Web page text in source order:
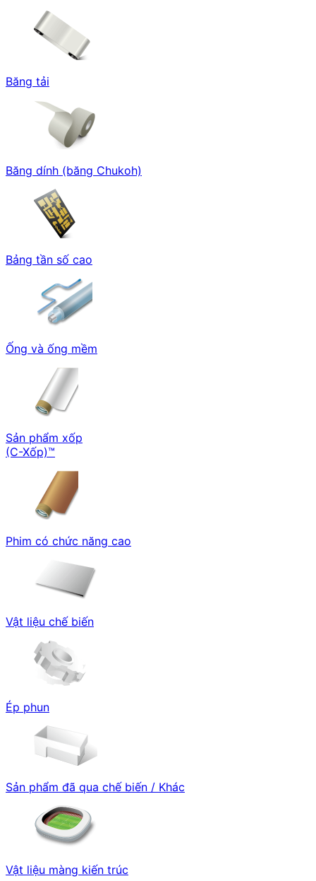
Băng tải
Băng dính (băng Chukoh)
Bảng tần số cao
Ống và ống mềm
Sản phẩm xốp
(C-Xốp)™
Phim có chức năng cao
Vật liệu chế biến
Ép phun
Sản phẩm đã qua chế biến / Khác
Vật liệu màng kiến trúc